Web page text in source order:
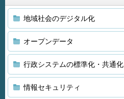
地域社会のデジタル化
オープンデータ
行政システムの標準化・共通化
情報セキュリティ